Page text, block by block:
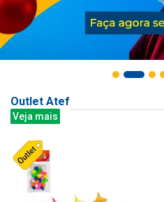
Outlet Atef
Veja mais